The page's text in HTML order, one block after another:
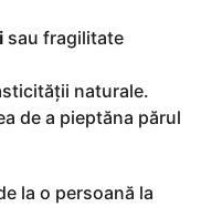
sau fragilitate
naturale.
de a pieptăna părul
la o persoană la